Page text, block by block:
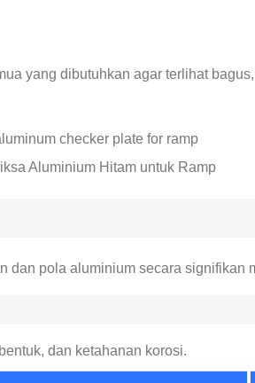
yang dibutuhkan agar terlihat
Aluminium Hitam untuk Ramp
dan pola aluminium secara signifikan
dan ketahanan korosi.